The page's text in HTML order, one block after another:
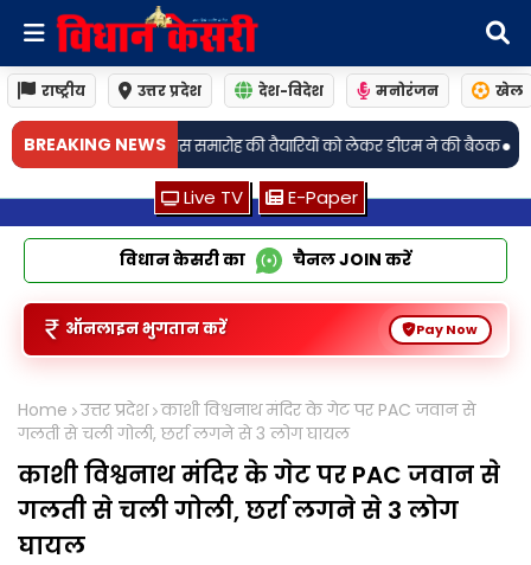
राष्ट्रीय उत्तर प्रदेश देश-विदेश मनोरंजन खेल
BREAKING NEWS
समारोह की तैयारियों को लेकर डीएम ने की बैठक• अमेठीः हर घर तिरंगा
Live TV E-Paper
विधान केसरी का चैनलJOIN करें
ऑनलाइन भुगतान करें Pay Now
Home उत्तर प्रदेश काशी विश्वनाथ मंदिर के गेट पर PAC जवान से
गलती से चली गोली, छर्रा लगने से 3 लोग घायल
काशी विश्वनाथ मंदिर के गेट पर PAC जवान से
गलती से चली गोली, छर्रा लगने से 3 लोग
घायल